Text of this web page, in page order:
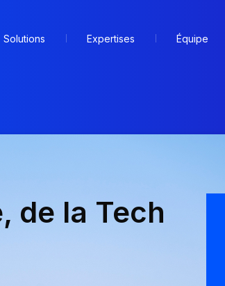
Solutions Expertises Équipe
de la Tech